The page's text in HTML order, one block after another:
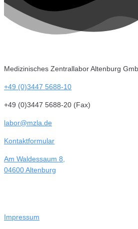
Medizinisches Zentrallabor Altenburg
+49 (0)3447 5688-10
+49 (0)3447 5688-20 (Fax)
labor@mzla.de
Kontaktformular
Am Waldessaum 8,
04600 Altenburg
Impressum